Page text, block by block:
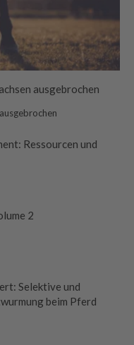
ausgebrochen
Ressourcen und
2
Selektive und
beim Pferd